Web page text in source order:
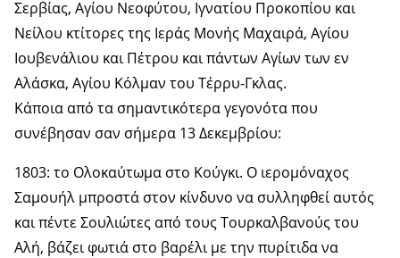
Σερβίας, Αγίου Νεοφύτου, Ιγνατίου Προκοπίου και
Νείλου κτίτορες της Ιεράς Μονής Μαχαιρά, Αγίου
Ιουβενάλιου και Πέτρου και πάντων Αγίων των εν
Αλάσκα, Αγίου Κόλμαν του Τέρρυ-Γκλας.
Κάποια από τα σημαντικότερα γεγονότα που
συνέβησαν σαν σήμερα 13 Δεκεμβρίου:
1803: το Ολοκαύτωμα στο Κούγκι. Ο ιερομόναχος
Σαμουήλ μπροστά στον κίνδυνο να συλληφθεί αυτός
και πέντε Σουλιώτες από τους Τουρκαλβανούς του
Αλή, βάζει φωτιά στο βαρέλι με την πυρίτιδα να